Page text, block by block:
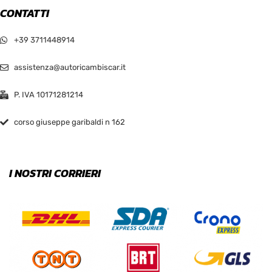
CONTATTI
+39 3711448914
assistenza@autoricambiscar.it
P. IVA 10171281214
corso giuseppe garibaldi n 162
I NOSTRI CORRIERI